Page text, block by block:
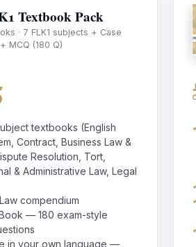
Textbook Pack
· 7 FLK1 subjects + Case
MCQ (180 Q)
textbooks (English
Contract, Business Law &
Resolution, Tort,
& Administrative Law, Legal
compendium
Book — 180 exam-style
in your own language —